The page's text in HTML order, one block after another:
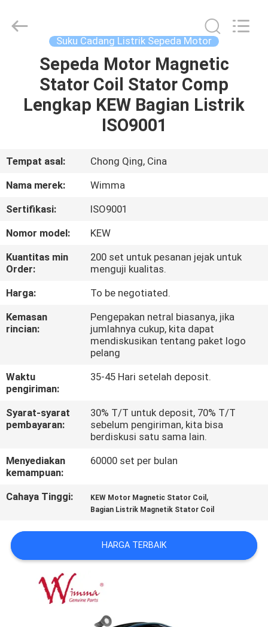
RUMAH
PRODUK
TENTANG
TUR
PABRIK
KONTROL
KUALITAS
MINTA
KUTIPAN
SITUS
PRIBADI
Spare
Parts
Suku Cadang Listrik Sepeda Motor
Sepeda Motor Magnetic
Stator Coil Stator Comp
Lengkap KEW Bagian Listrik
ISO9001
Tempat asal:
Chong Qing, Cina
Nama merek:
Wimma
Sertifikasi:
ISO9001
Nomor model:
KEW
Kuantitas min
Order:
200 set untuk pesanan jejak untuk
menguji kualitas.
Harga:
To be negotiated.
Kemasan
rincian:
Pengepakan netral biasanya, jika
jumlahnya cukup, kita dapat
mendiskusikan tentang paket logo
pelang
Waktu
pengiriman:
35-45 Hari setelah deposit.
Syarat-syarat
pembayaran:
30% T/T untuk deposit, 70% T/T
sebelum pengiriman, kita bisa
berdiskusi satu sama lain.
Menyediakan
kemampuan:
60000 set per bulan
Cahaya Tinggi: KEW Motor Magnetic Stator Coil ,
Bagian Listrik Magnetik Stator Coil
HARGA TERBAIK